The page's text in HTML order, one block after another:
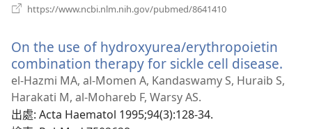
https://www.ncbi.nlm.nih.gov/pubmed/8641410
視
窗）
On the use of hydroxyurea/erythropoietin
combination therapy for sickle cell disease.
啟
el-Hazmi MA, al-Momen A, Kandaswamy S, Huraib S,
Harakati M, al-Mohareb F, Warsy AS.
出處‎: Acta Haematol 1995;94(3):128-34.